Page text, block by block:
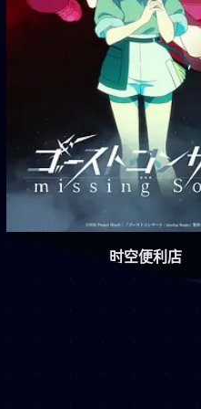
时空便利店